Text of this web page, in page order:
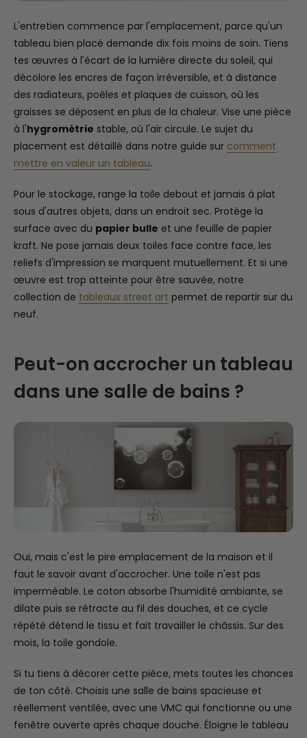
L'entretien commence par l'emplacement, parce qu'un
tableau bien placé demande dix fois moins de soin. Tiens
tes œuvres à l'écart de la lumière directe du soleil, qui
décolore les encres de façon irréversible, et à distance
des radiateurs, poêles et plaques de cuisson, où les
graisses se déposent en plus de la chaleur. Vise une pièce
à l'hygrométrie stable, où l'air circule. Le sujet du
placement est détaillé dans notre guide sur comment
mettre en valeur un tableau.
Pour le stockage, range la toile debout et jamais à plat
sous d'autres objets, dans un endroit sec. Protège la
surface avec du papier bulle et une feuille de papier
kraft. Ne pose jamais deux toiles face contre face, les
reliefs d'impression se marquent mutuellement. Et si une
œuvre est trop atteinte pour être sauvée, notre
collection de tableaux street art permet de repartir sur du
neuf.
Peut-on accrocher un tableau
dans une salle de bains ?
Oui, mais c'est le pire emplacement de la maison et il
faut le savoir avant d'accrocher. Une toile n'est pas
imperméable. Le coton absorbe l'humidité ambiante, se
dilate puis se rétracte au fil des douches, et ce cycle
répété détend le tissu et fait travailler le châssis. Sur des
mois, la toile gondole.
Si tu tiens à décorer cette pièce, mets toutes les chances
de ton côté. Choisis une salle de bains spacieuse et
réellement ventilée, avec une VMC qui fonctionne ou une
fenêtre ouverte après chaque douche. Éloigne le tableau